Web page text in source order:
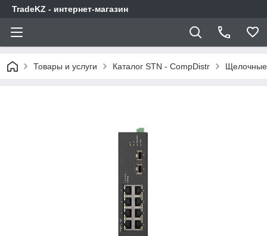
TradeKZ - интернет-магазин
Товары и услуги Каталог STN - CompDistr Щелочные